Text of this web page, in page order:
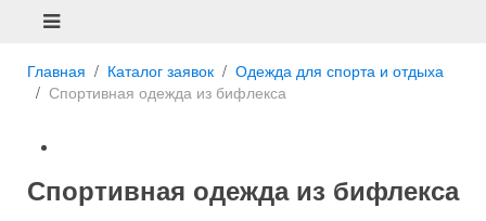
Главная Каталог заявок
Одежда для спорта и отдыха
Спортивная одежда из бифлекса
Спортивная одежда из бифлекса